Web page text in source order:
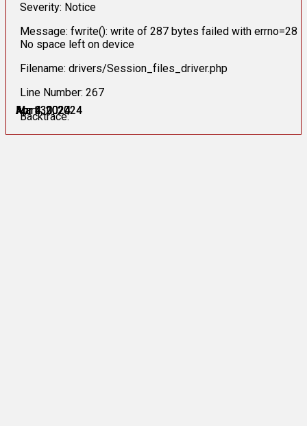
Mart 30, 2024
Mart 31, 2024
Apr 1, 2024
Apr 2, 2024
Apr 4, 2024
Apr 4, 2024
Severity: Notice
Message: fwrite(): write of 287 bytes failed with errno=28
No space left on device
Filename: drivers/Session_files_driver.php
Line Number: 267
Backtrace: